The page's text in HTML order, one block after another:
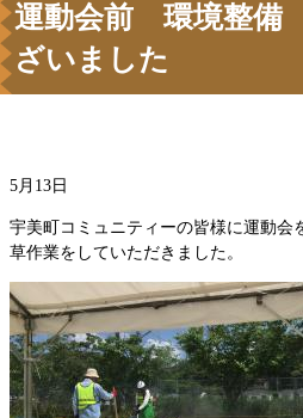
運動会前 環境整備
ざいました
5月13日
宇美町コミュニティーの皆様に運動会
草作業をしていただきました。